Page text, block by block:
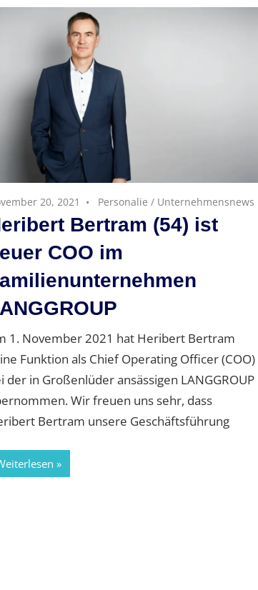
20, 2021 Personalie / Unternehmensnews
Bertram (54) ist
COO im
1. November 2021 hat Heribert Bertram
Funktion als Chief Operating Officer (COO)
der in Großenlüder ansässigen LANGGROUP
Wir freuen uns sehr, dass
Bertram unsere Geschäftsführung